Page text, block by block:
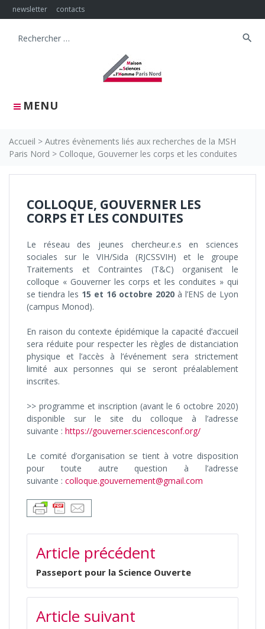
Skip
to
newsletter contacts
MENU
Search
search
Accueil > Autres évènements liés aux recherches de la MSH
Paris Nord > Colloque, Gouverner les corps et les conduites
COLLOQUE, GOUVERNER LES
CORPS ET LES CONDUITES
Le réseau des jeunes chercheur.e.s en sciences
sociales sur le VIH/Sida (RJCSSVIH) et le groupe
Traitements et Contraintes (T&C) organisent le
colloque « Gouverner les corps et les conduites » qui
se tiendra les 15 et 16 octobre 2020 à l’ENS de Lyon
(campus Monod).
En raison du contexte épidémique la capacité d’accueil
sera réduite pour respecter les règles de distanciation
physique et l’accès à l’événement sera strictement
limité aux personnes qui se seront préalablement
inscrites.
>> programme et inscription (avant le 6 octobre 2020)
disponible sur le site du colloque à l’adresse
suivante : https://gouverner.sciencesconf.org/
Le comité d’organisation se tient à votre disposition
pour toute autre question à l’adresse
suivante : colloque.gouvernement@gmail.com
NAVIGATION
DE
L’ARTICLE
Article précédent
Passeport pour la Science Ouverte
Article suivant